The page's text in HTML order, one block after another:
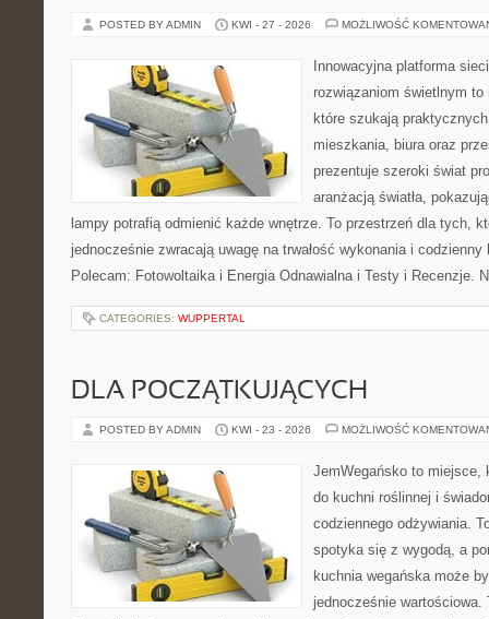
POSTED BY ADMIN KWI - 27 - 2026 MOŻLIWOŚĆ
Innowacyjna platforma
rozwiązaniom świetlnym
które szukają
mieszkania, biura oraz
prezentuje szeroki świat
aranżacją światła,
lampy potrafią odmienić każde wnętrze. To przestrzeń dla tych,
jednocześnie zwracają uwagę na trwałość wykonania i
Polecam: Fotowoltaika i Energia Odnawialna i Testy i Recenzje.
CATEGORIES: WUPPERTAL
DLA POCZĄTKUJĄCYCH
POSTED BY ADMIN KWI - 23 - 2026 MOŻLIWOŚĆ
JemWegańsko to miejsce,
do kuchni roślinnej i
codziennego odżywiania.
spotyka się z wygodą, a
kuchnia wegańska może
jednocześnie wartościowa.